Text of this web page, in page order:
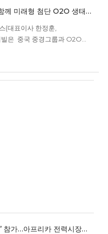
께 미래형 첨단 O2O 생태계
(대표이사 한정훈,
은 중국 중경그룹과 O2O
밝혔다. 이번 계약은
반 유통사업 확대를 위한
참가…아프리카 전력시장